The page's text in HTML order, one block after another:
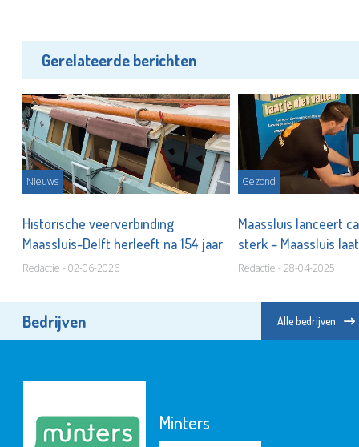
Gerelateerde berichten
Nieuws
Historische veerverbinding
Maassluis-Delft herleeft na 154 jaar
Redactie - 02-06-2026
Gezond
Maassluis lanceert
sterk – Maassluis
Redactie - 28-04-2025
Bedrijven Alle bedrijven
Minters